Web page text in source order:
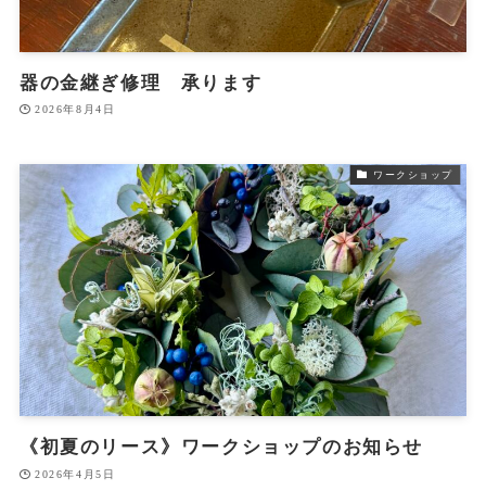
器の金継ぎ修理 承ります
2026年8月4日
ワークショップ
《初夏のリース》ワークショップのお知らせ
2026年4月5日